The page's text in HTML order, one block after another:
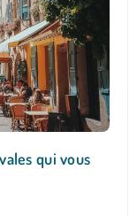
qui vous